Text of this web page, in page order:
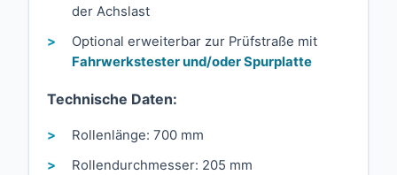
der Achslast
Optional erweiterbar zur Prüfstraße mit
Fahrwerkstester und/oder Spurplatte
Technische Daten:
Rollenlänge: 700 mm
Rollendurchmesser: 205 mm